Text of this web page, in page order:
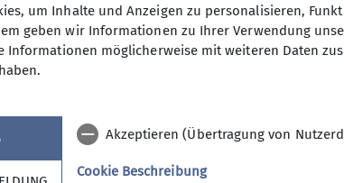
Höhenmetern und Gipfelrekorden
laden wir Kinder im Alter von 0 bis
legen großen Wert darauf, eine Gruppe zu
Wir sehen uns als Teil der Sektion, die lebt
um Inhalte und Anzeigen zu personalisieren,
geben wir Informationen zu Ihrer Verwendung
Informationen möglicherweise mit weiteren Daten
Akzeptieren (Übertragung von
Cookie Beschreibung